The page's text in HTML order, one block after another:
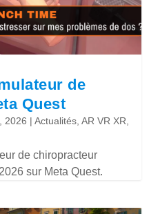
de
Quest
2026 |Actualités ,AR VR XR
de chiropracteur
sur Meta Quest.